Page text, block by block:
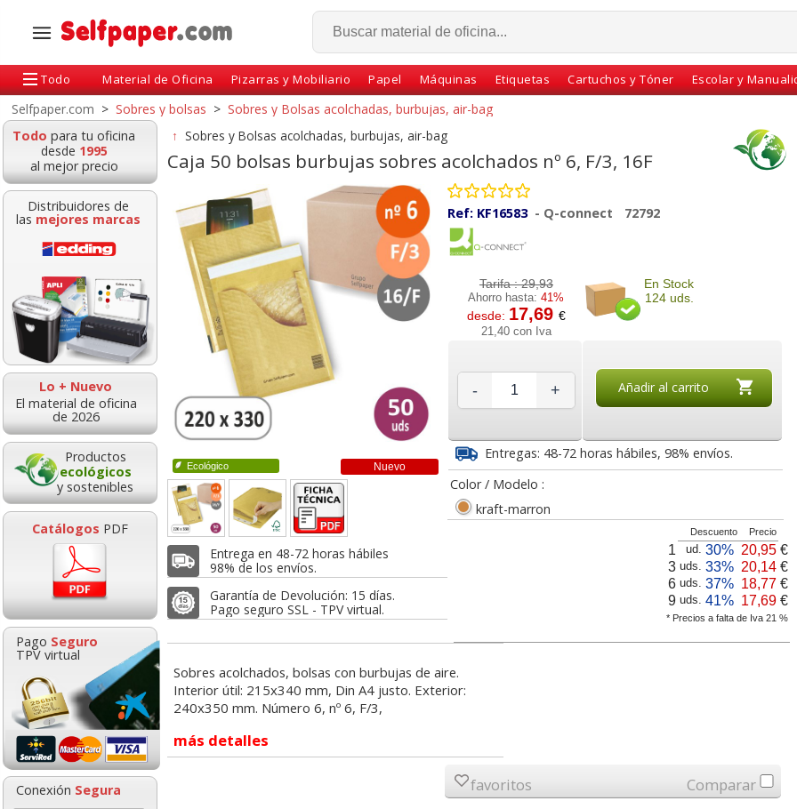
Todo Material de Oficina Pizarras y Mobiliario Papel Máquinas Etiquetas Cartuchos y Tóner Escolar y
Selfpaper.com > Sobres y bolsas > Sobres y Bolsas acolchadas, burbujas, air-bag
Todo para tu oficina
desde 1995
al mejor precio
Distribuidores de
las mejores marcas
Lo + Nuevo
El material de oficina
de 2026
Productos
ecológicos
y sostenibles
Catálogos PDF
Pago Seguro
TPV virtual
Conexión Segura
↑ Sobres y Bolsas acolchadas, burbujas, air-bag
Caja 50 bolsas burbujas sobres acolchados nº 6, F/3, 16F
Ecológico Nuevo
Entrega en 48-72 horas hábiles
98% de los envíos.
Garantía de Devolución: 15 días.
Pago seguro SSL - TPV virtual.
Ref: KF16583 - Q-connect 72792
Tarifa :29,93
Ahorro hasta:41%
desde: 17,69 €
21,40 con Iva
En Stock
124 uds.
- + Añadir al carrito
Entregas: 48-72 horas hábiles, 98% envíos.
Color / Modelo :
kraft-marron
* Precios a falta de Iva 21 %
Descuento Precio
1 ud. 30% 20,95 €
3 uds. 33% 20,14 €
6 uds. 37% 18,77 €
9 uds. 41% 17,69 €
Sobres acolchados, bolsas con burbujas de aire.
Interior útil: 215x340 mm, Din A4 justo. Exterior:
240x350 mm. Número 6, nº 6, F/3,
más detalles
favoritos Comparar
sobres
acolchadas
airbag envíos
0,19 €
con Iva
Sobre bolsa acolchado
burbujas Nº 13C - C/0
Kraft AirCap
desde:0,40 €
0,48 con Iva
Caja 100 bolsas
burbujas sobres
acolchados nº 4, D/1,
27,60 €
33,40 con Iva
Bolsas sobres
acolchados burbujas Nº
0,50
300x440
31,00
100 bolsas
sobres
nº 4, D/1,
14D
27,60 €
con Iva
Bolsas sobres
acolchados burbujas Nº
6, F/3, 16F, kraft
desde:
0,61 con Iva
burbujas, bolsas
300x440
31,00
burbujas, acolchadas
burbujas Nº 13C - C/0
Carpeta colgante gio
42200 folio bicolor visor
superior
desde:0,76 €
Notas adhesivas 76x76
100h amarillo
económicas
Carpeta Canguro
personalizable Esselte
3,78 €
Ceras
desde: 4,90